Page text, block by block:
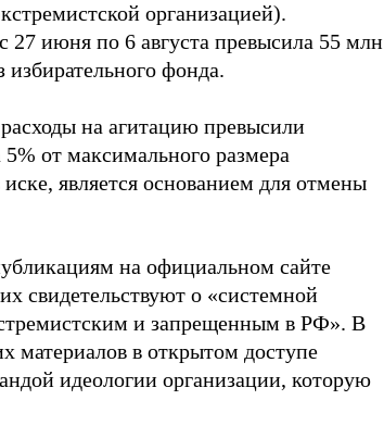
организацией).
27 июня по 6 августа превысила 55 млн
избирательного фонда.
на агитацию превысили
от максимального размера
является основанием для отмены
на официальном сайте
свидетельствуют о «системной
и запрещенным в РФ». В
материалов в открытом доступе
идеологии организации, которую